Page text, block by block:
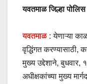
यवतमाळ जिल्हा
यवतमाळ :येणाऱ्या
वृद्धिंगत करण्यासाठी,
मुख्य उद्देशाने, बुधवार,
अधीक्षकांच्या मुख्य